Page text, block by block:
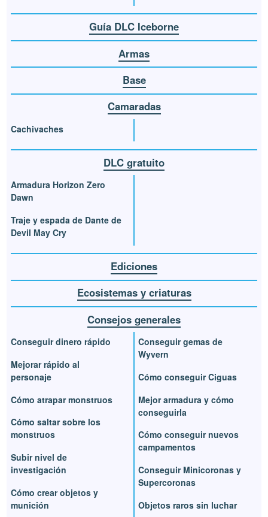
Guía DLC Iceborne
Armas
Base
Camaradas
Cachivaches
DLC gratuito
Armadura Horizon Zero
Dawn
Traje y espada de Dante de
Devil May Cry
Ediciones
Ecosistemas y criaturas
Consejos generales
Conseguir dinero rápido
Mejorar rápido al
personaje
Cómo atrapar monstruos
Cómo saltar sobre los
monstruos
Subir nivel de
investigación
Cómo crear objetos y
munición
Conseguir gemas de
Wyvern
Cómo conseguir Ciguas
Mejor armadura y cómo
conseguirla
Cómo conseguir nuevos
campamentos
Conseguir Minicoronas y
Supercoronas
Objetos raros sin luchar